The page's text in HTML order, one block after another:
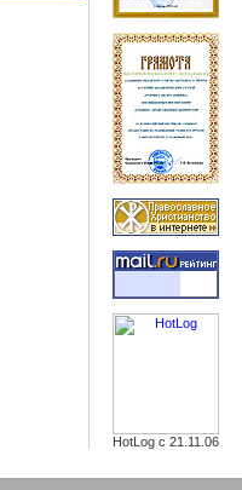
HotLog с 21.11.06